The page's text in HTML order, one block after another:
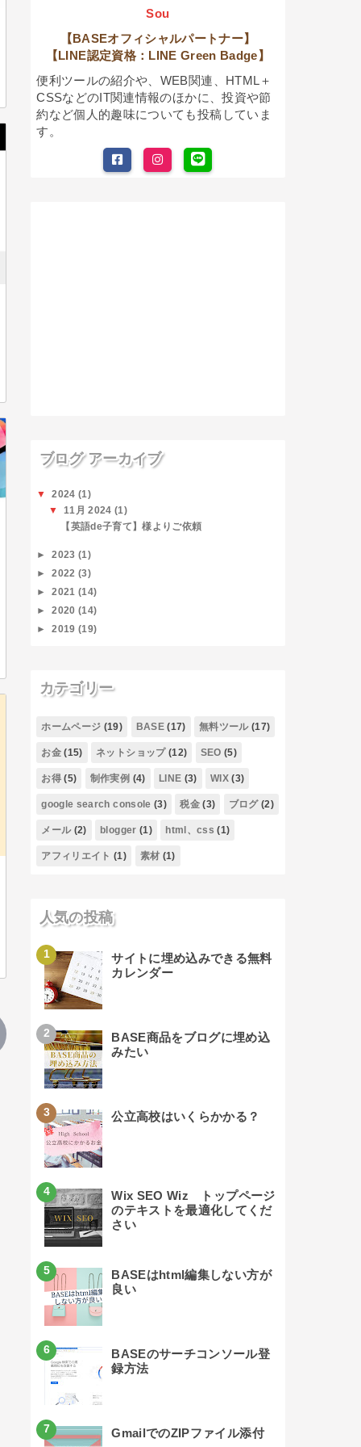
Sou
【BASEオフィシャルパートナー】
【LINE認定資格：LINE Green Badge】
便利ツールの紹介や、WEB関連、HTML＋
CSSなどのIT関連情報のほかに、投資や節
約など個人的趣味についても投稿していま
す。
ブログ アーカイブ
▼2024(1)
▼ 11月 2024 (1)
【英語de子育て】様よりご依頼
►2023(1)
►2022(3)
►2021(14)
►2020(14)
►2019(19)
カテゴリー
ホームページ (19) BASE (17) 無料ツール (17)
お金 (15) ネットショップ (12) SEO (5)
お得 (5) 制作実例 (4) LINE (3) WIX (3)
google search console (3) 税金 (3) ブログ (2)
メール (2) blogger (1) html、css (1)
アフィリエイト (1) 素材 (1)
人気の投稿
サイトに埋め込みできる無料
カレンダー
BASE商品をブログに埋め込
みたい
公立高校はいくらかかる？
Wix SEO Wiz トップページ
のテキストを最適化してくだ
さい
BASEはhtml編集しない方が
良い
BASEのサーチコンソール登
録方法
GmailでのZIPファイル添付